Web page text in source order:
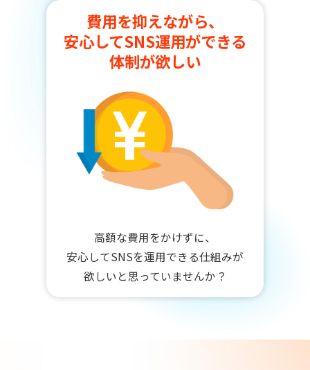
費用を抑えながら、
安心してSNS運用ができる
体制が欲しい
高額な費用をかけずに、
安心してSNSを運用できる仕組みが
欲しいと思っていませんか？